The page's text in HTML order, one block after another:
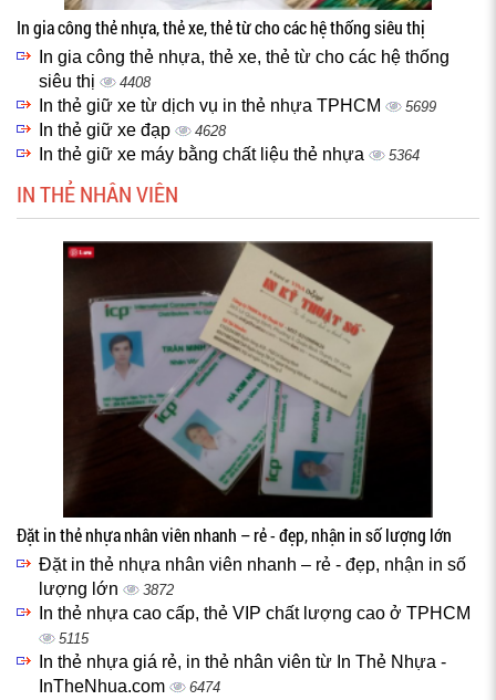
In gia công thẻ nhựa, thẻ xe, thẻ từ cho các hệ thống siêu thị
In gia công thẻ nhựa, thẻ xe, thẻ từ cho các hệ thống
siêu thị
4408
In thẻ giữ xe từ dịch vụ in thẻ nhựa TPHCM 5699
In thẻ giữ xe đạp 4628
In thẻ giữ xe máy bằng chất liệu thẻ nhựa 5364
IN THẺ NHÂN VIÊN
Đặt in thẻ nhựa nhân viên nhanh – rẻ - đẹp, nhận in số lượng lớn
Đặt in thẻ nhựa nhân viên nhanh – rẻ - đẹp, nhận in số
lượng lớn
3872
In thẻ nhựa cao cấp, thẻ VIP chất lượng cao ở TPHCM
5115
In thẻ nhựa giá rẻ, in thẻ nhân viên từ In Thẻ Nhựa -
InTheNhua.com
6474